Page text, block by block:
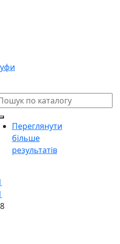
Переглянути
більше
результатів